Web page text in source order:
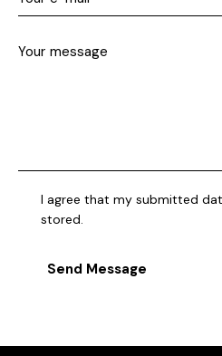
I agree that my submitted
stored.
Send Message